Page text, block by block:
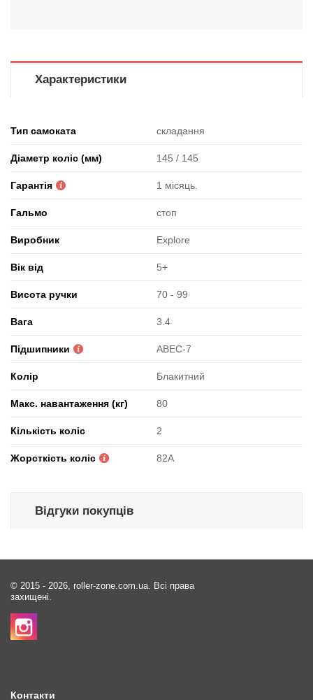
Характеристики
Тип самоката складання
Діаметр коліс (мм) 145 / 145
Гарантія 1 місяць.
Гальмо стоп
Виробник Explore
Вік від 5+
Висота ручки 70 - 99
Вага 3.4
Підшипники ABEC-7
Колір Блакитний
Макс. навантаження (кг) 80
Кількість коліс 2
Жорсткість коліс 82А
Відгуки покупців
© 2015 - 2026, roller-zone.com.ua. Всі права
захищені.
Контакти